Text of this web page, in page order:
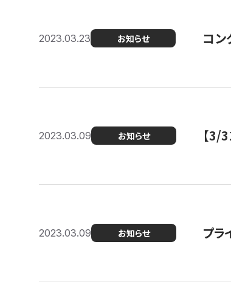
2023.03.23 お知らせ コン
2023.03.09 お知らせ 【3/
2023.03.09 お知らせ プラ